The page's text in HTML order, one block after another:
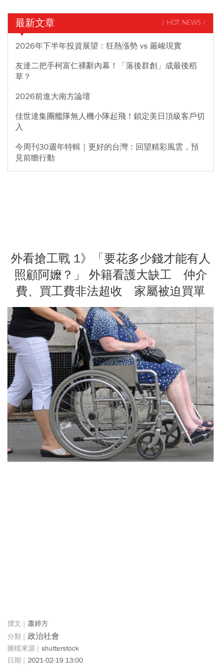
最新文章 / HOT NEWS /
2026年下半年投資展望：狂熱漲勢 vs 嚴峻現實
友達二把手柯富仁裸辭內幕！「落後群創」成最後稻
草？
2026前進大南方論壇
佳世達集團艦隊無人機小隊起飛！鎖定美日頂級客戶切
入
今周刊30週年特輯｜更好的台灣：回望精彩風雲，預
見前瞻行動
外看搶工戰 1》「要花多少錢才能有人
照顧阿嬤？」 外籍看護大缺工 仲介
費、買工費非法超收 家屬被迫買單
蕭婷方
政治社會
shutterstock
2021-02-19 13:00